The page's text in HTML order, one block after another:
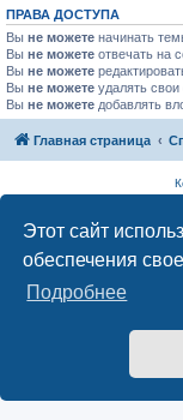
Этот сайт
обеспечения
Подробнее
ПРАВА ДОСТУПА
Вы не можете начинать
Вы не можете отвечать на
Вы не можете
Вы не можете удалять
Вы не можете добавлять
Главная страница